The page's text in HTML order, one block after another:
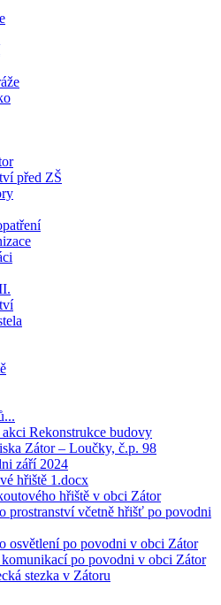
před ZŠ
Rekonstrukce budovy
Zátor – Loučky, č.p. 98
září 2024
hřiště 1.docx
hřiště v obci Zátor
prostranství včetně hřišť po povodni
osvětlení po povodni v obci Zátor
po povodni v obci Zátor
stezka v Zátoru